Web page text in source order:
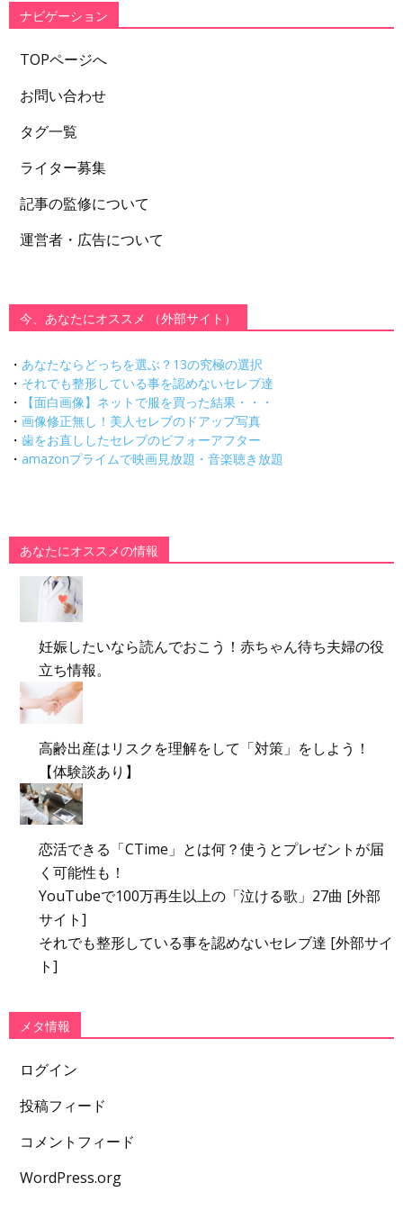
ー
ナビゲーション
TOPページへ
お問い合わせ
タグ一覧
ライター募集
記事の監修について
運営者・広告について
今、あなたにオススメ （外部サイト）
・ あなたならどっちを選ぶ？13の究極の選択
・ それでも整形している事を認めないセレブ達
・
【面白画像】ネットで服を買った結果・・・
・ 画像修正無し！美人セレブのドアップ写真
・ 歯をお直ししたセレブのビフォーアフター
・ amazonプライムで映画見放題・音楽聴き放題
あなたにオススメの情報
妊娠したいなら読んでおこう！赤ちゃん待ち夫婦の役
立ち情報。
高齢出産はリスクを理解をして「対策」をしよう！
【体験談あり】
恋活できる「CTime」とは何？使うとプレゼントが届
く可能性も！
YouTubeで100万再生以上の「泣ける歌」27曲 [外部
サイト]
それでも整形している事を認めないセレブ達 [外部サイ
ト]
メタ情報
ログイン
投稿フィード
コメントフィード
WordPress.org